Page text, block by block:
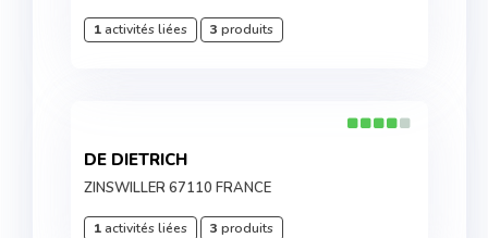
1activités liées 3 produits
DE DIETRICH
ZINSWILLER 67110 FRANCE
1activités liées 3 produits